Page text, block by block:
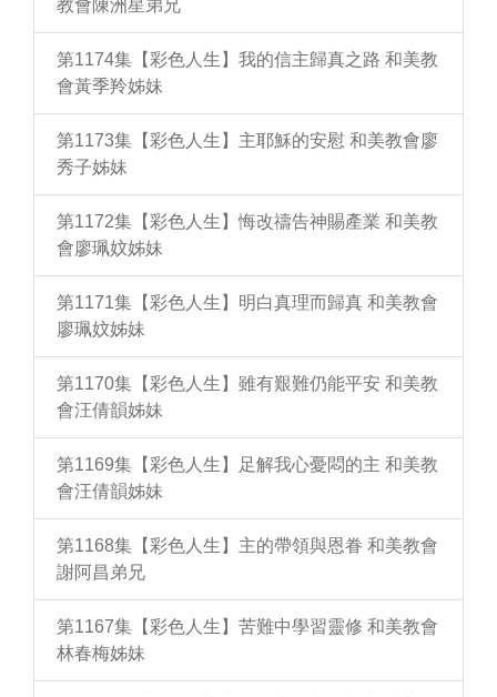
教會陳洲星弟兄
第1174集【彩色人生】我的信主歸真之路 和美教
會黃季羚姊妹
第1173集【彩色人生】主耶穌的安慰 和美教會廖
秀子姊妹
第1172集【彩色人生】悔改禱告神賜產業 和美教
會廖珮妏姊妹
第1171集【彩色人生】明白真理而歸真 和美教會
廖珮妏姊妹
第1170集【彩色人生】雖有艱難仍能平安 和美教
會汪倩韻姊妹
第1169集【彩色人生】足解我心憂悶的主 和美教
會汪倩韻姊妹
第1168集【彩色人生】主的帶領與恩眷 和美教會
謝阿昌弟兄
第1167集【彩色人生】苦難中學習靈修 和美教會
林春梅姊妹